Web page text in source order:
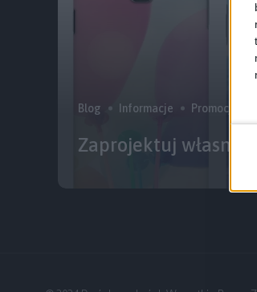
Blog Informacje Promocje i
Zaprojektuj własną